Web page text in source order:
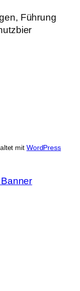
Führung
mit WordPress